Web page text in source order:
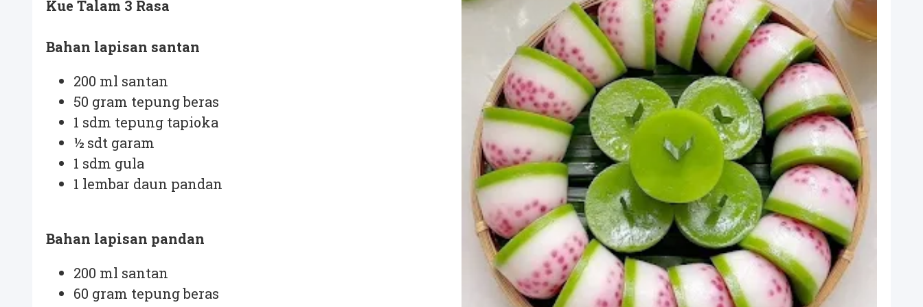
Kue Talam 3 Rasa
Bahan lapisan santan
200 ml santan
50 gram tepung beras
1 sdm tepung tapioka
½ sdt garam
1 sdm gula
1 lembar daun pandan
Bahan lapisan pandan
200 ml santan
60 gram tepung beras